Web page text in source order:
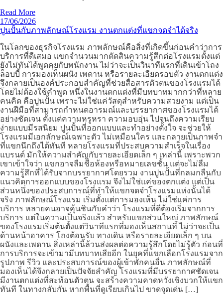
Read More
17/06/2026
ปูนปั้นกับภาพลักษณ์โรงแรม งานตกแต่งที่แขกจดจำได้จริง
ในโลกของธุรกิจโรงแรม ภาพลักษณ์คือสิ่งที่เกิดขึ้นก่อนคำว่าการ
บริการที่ดีเสมอ แขกจำนวนมากตัดสินความรู้สึกต่อโรงแรมตั้งแต่
ยังไม่ทันได้พูดคุยกับพนักงาน ไม่ว่าจะเป็นวินาทีแรกที่เดินเข้าโถง
ล็อบบี้ การมองเห็นผนัง เพดาน หรือรายละเอียดรอบตัว งานตกแต่ง
จึงกลายเป็นองค์ประกอบสำคัญที่ช่วยสื่อสารตัวตนของโรงแรมได้
โดยไม่ต้องใช้คำพูด หนึ่งในงานตกแต่งที่มีบทบาทมากกว่าที่หลาย
คนคิด คือปูนปั้น เพราะไม่ใช่แค่วัสดุสำหรับความสวยงาม แต่เป็น
งานฝีมือที่สามารถกำหนดอารมณ์และบรรยากาศของโรงแรมได้
อย่างชัดเจน ตั้งแต่ความหรูหรา ความอบอุ่น ไปจนถึงความเรียบ
ง่ายแบบมีรสนิยม ปูนปั้นที่ออกแบบและทำอย่างตั้งใจ จะช่วยให้
โรงแรมมีเอกลักษณ์เฉพาะตัว ไม่เหมือนใคร และกลายเป็นภาพจำ
ที่แขกนึกถึงได้ทันที หลายโรงแรมที่ประสบความสำเร็จในเรื่อง
แบรนด์ มักให้ความสำคัญกับรายละเอียดเล็ก ๆ เหล่านี้ เพราะพวก
เขาเข้าใจว่า แขกอาจลืมชื่อห้องหรือหมายเลขชั้น แต่จะไม่ลืม
ความรู้สึกที่ได้รับจากบรรยากาศโดยรวม งานปูนปั้นที่กลมกลืนกับ
แนวคิดการออกแบบของโรงแรม จึงไม่ใช่แค่ของตกแต่ง แต่เป็น
ส่วนหนึ่งของประสบการณ์ที่ทำให้แขกจดจำโรงแรมแห่งนั้นได้
จริง ภาพลักษณ์โรงแรม เริ่มตั้งแต่การมองเห็น ไม่ใช่แค่การ
บริการ หลายคนอาจคุ้นชินกับคำว่า โรงแรมที่ดีต้องเริ่มจากการ
บริการ แต่ในความเป็นจริงแล้ว สำหรับแขกส่วนใหญ่ ภาพลักษณ์
ของโรงแรมเริ่มต้นตั้งแต่วินาทีแรกที่มองเห็นสถานที่ ไม่ว่าจะเป็น
ด้านหน้าอาคาร โถงต้อนรับ ทางเดิน หรือรายละเอียดเล็ก ๆ บน
ผนังและเพดาน สิ่งเหล่านี้ล้วนส่งผลต่อความรู้สึกโดยไม่รู้ตัว ก่อนที่
การบริการจะเข้ามามีบทบาทเสียอีก ในยุคที่แขกเลือกโรงแรมจาก
รูปภาพ รีวิว และประสบการณ์ของผู้เข้าพักคนอื่น ภาพลักษณ์ที่
มองเห็นได้จึงกลายเป็นปัจจัยสำคัญ โรงแรมที่มีบรรยากาศชัดเจน
มีงานตกแต่งที่สะท้อนตัวตน จะสร้างความคาดหวังเชิงบวกให้แขก
ทันที ในทางกลับกัน หากพื้นที่ดูเรียบเกินไป ขาดจุดเด่น […]